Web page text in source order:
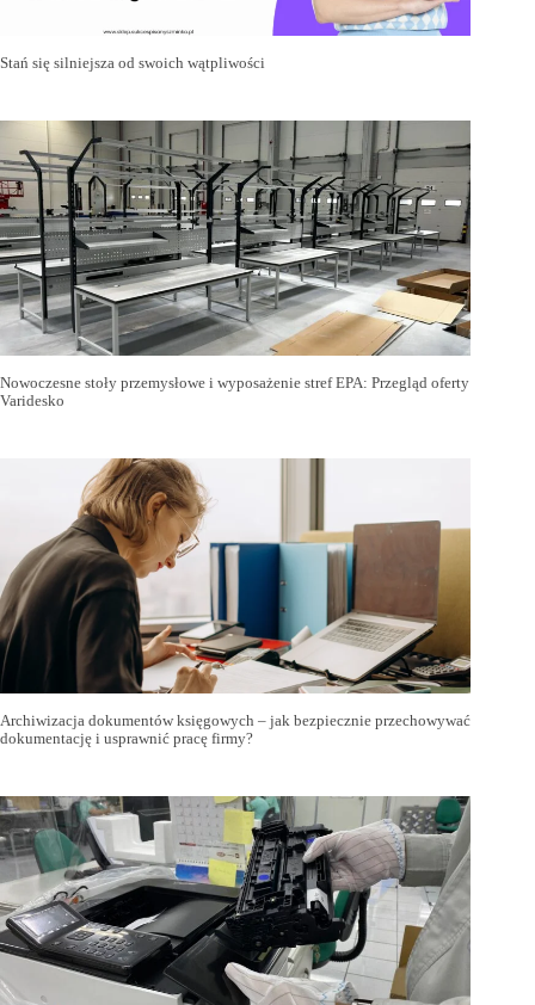
Stań się silniejsza od swoich wątpliwości
Nowoczesne stoły przemysłowe i wyposażenie stref EPA: Przegląd oferty
Varidesko
Archiwizacja dokumentów księgowych – jak bezpiecznie przechowywać
dokumentację i usprawnić pracę firmy?